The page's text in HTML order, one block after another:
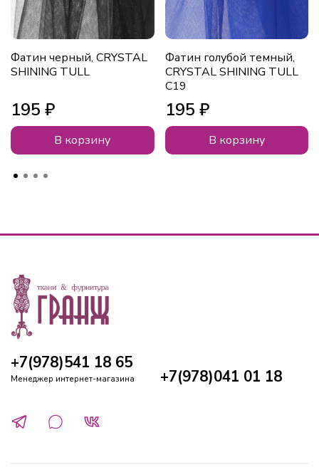
Фатин черный, CRYSTAL
SHINING TULL
195 ₽
В корзину
Фатин голубой темный,
CRYSTAL SHINING TULL
C19
195 ₽
В корзину
+7(978)541 18 65
Менеджер интернет-магазина +7(978)041 01 18